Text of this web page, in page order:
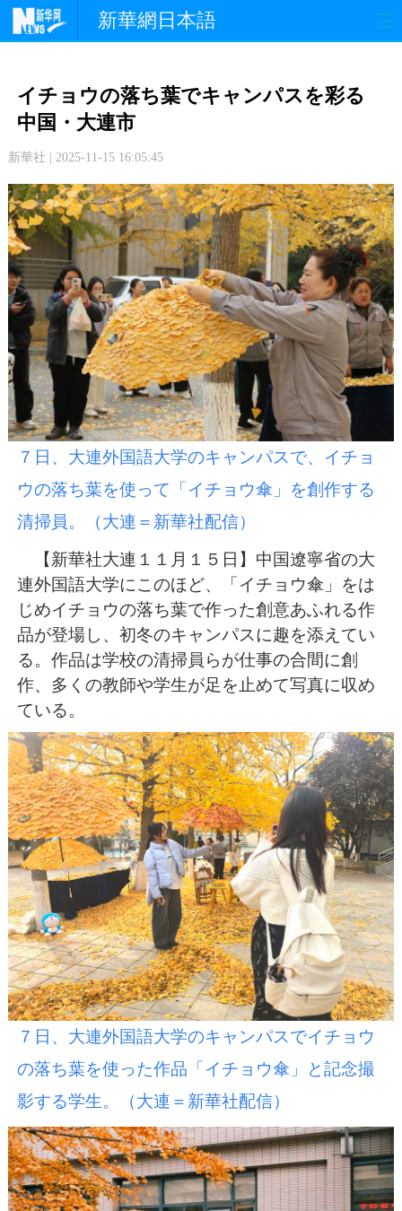
新華網日本語
文 化
中日交流
写 真
イチョウの落ち葉でキャンパスを彩る
中国・大連市
新華社 | 2025-11-15 16:05:45
７日、大連外国語大学のキャンパスで、イチョ
ウの落ち葉を使って「イチョウ傘」を創作する
清掃員。（大連＝新華社配信）
【新華社大連１１月１５日】中国遼寧省の大
連外国語大学にこのほど、「イチョウ傘」をは
じめイチョウの落ち葉で作った創意あふれる作
品が登場し、初冬のキャンパスに趣を添えてい
る。作品は学校の清掃員らが仕事の合間に創
作、多くの教師や学生が足を止めて写真に収め
ている。
７日、大連外国語大学のキャンパスでイチョウ
の落ち葉を使った作品「イチョウ傘」と記念撮
影する学生。（大連＝新華社配信）